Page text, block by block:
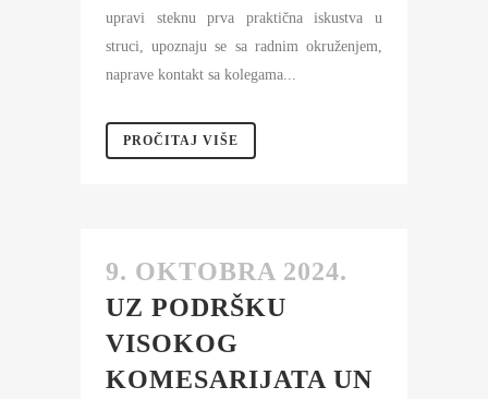
upravi steknu prva praktična iskustva u
struci, upoznaju se sa radnim okruženjem,
naprave kontakt sa kolegama...
PROČITAJ VIŠE
9. OKTOBRA 2024.
UZ PODRŠKU
VISOKOG
KOMESARIJATA UN